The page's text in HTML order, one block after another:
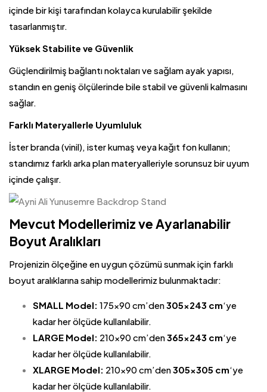
içinde bir kişi tarafından kolayca kurulabilir şekilde
tasarlanmıştır.
Yüksek Stabilite ve Güvenlik
Güçlendirilmiş bağlantı noktaları ve sağlam ayak yapısı,
standın en geniş ölçülerinde bile stabil ve güvenli kalmasını
sağlar.
Farklı Materyallerle Uyumluluk
İster branda (vinil), ister kumaş veya kağıt fon kullanın;
standımız farklı arka plan materyalleriyle sorunsuz bir uyum
içinde çalışır.
Mevcut Modellerimiz ve Ayarlanabilir
Boyut Aralıkları
Projenizin ölçeğine en uygun çözümü sunmak için farklı
boyut aralıklarına sahip modellerimiz bulunmaktadır:
SMALL Model: 175×90 cm’den305×243 cm‘ye
kadar her ölçüde kullanılabilir.
LARGE Model: 210×90 cm’den365×243 cm‘ye
kadar her ölçüde kullanılabilir.
XLARGE Model: 210×90 cm’den305×305 cm‘ye
kadar her ölçüde kullanılabilir.